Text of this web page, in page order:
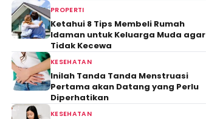
PROPERTI
Ketahui 8 Tips Membeli Rumah
Idaman untuk Keluarga Muda agar
Tidak Kecewa
KESEHATAN
Inilah Tanda Tanda Menstruasi
Pertama akan Datang yang Perlu
Diperhatikan
KESEHATAN